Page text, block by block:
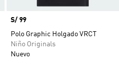
Precio
S/ 99
Polo Graphic Holgado VRCT
Niño Originals
Nuevo